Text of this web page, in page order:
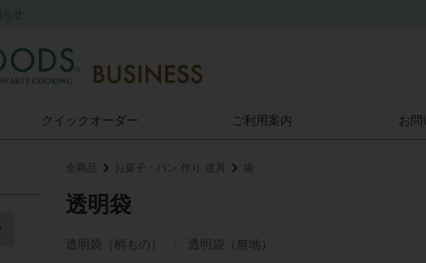
せ
クイック オーダー ご利用案内 お
全商品 お菓子・パン 作り 道具 袋
透明袋
透明袋（柄もの） 透明袋（無地）